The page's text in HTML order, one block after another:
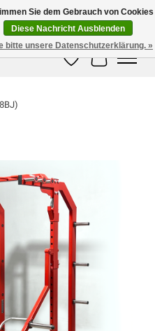
9705 011
Wunschzettel
Ihr
Sie dem Gebrauch von Cookies
Diese Nachricht Ausblenden
bitte unsere Datenschutzerklärung. »